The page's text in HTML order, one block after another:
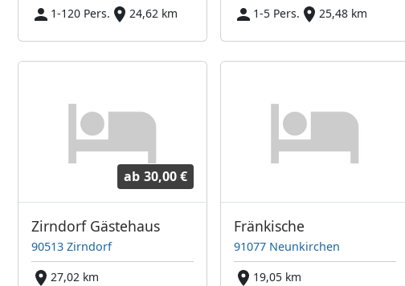
1-120 Pers.
24,62 km
1-5 Pers.
25,48 km
ab 30,00 €
Zirndorf Gästehaus
90513 Zirndorf
27,02 km
Fränkische
91077 Neunkirchen
19,05 km